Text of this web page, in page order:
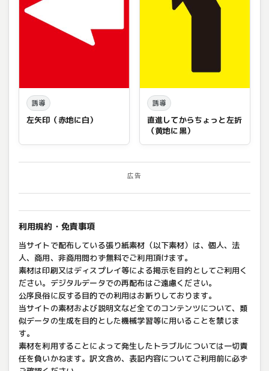
誘導
左矢印（赤地に白）
誘導
直進してからちょっと左折
（黄地に黒）
広告
利用規約・免責事項
当サイトで配布している張り紙素材（以下素材）は、個人、法
人、商用、非商用問わず無料でご利用頂けます。
素材は印刷又はディスプレイ等による掲示を目的としてご利用く
ださい。デジタルデータでの再配布はご遠慮ください。
公序良俗に反する目的での利用はお断りしております。
当サイトの素材および説明文など全てのコンテンツについて、類
似データの生成を目的とした機械学習等に用いることを禁じま
す。
素材を利用することによって発生したトラブルについては一切責
任を負いかねます。訳文含め、表記内容についてご利用前に必ず